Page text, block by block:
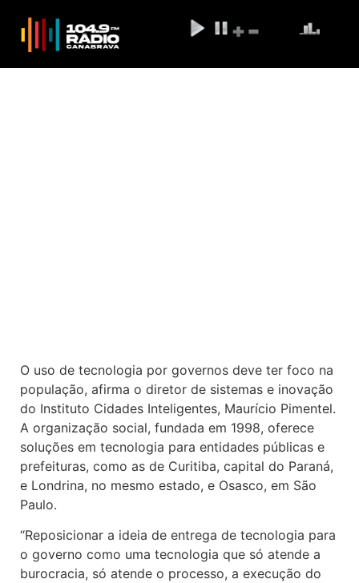
O uso de tecnologia por governos deve ter foco na
população, afirma o diretor de sistemas e inovação
do Instituto Cidades Inteligentes, Maurício Pimentel.
A organização social, fundada em 1998, oferece
soluções em tecnologia para entidades públicas e
prefeituras, como as de Curitiba, capital do Paraná,
e Londrina, no mesmo estado, e Osasco, em São
Paulo.
“Reposicionar a ideia de entrega de tecnologia para
o governo como uma tecnologia que só atende a
burocracia, só atende o processo, a execução do